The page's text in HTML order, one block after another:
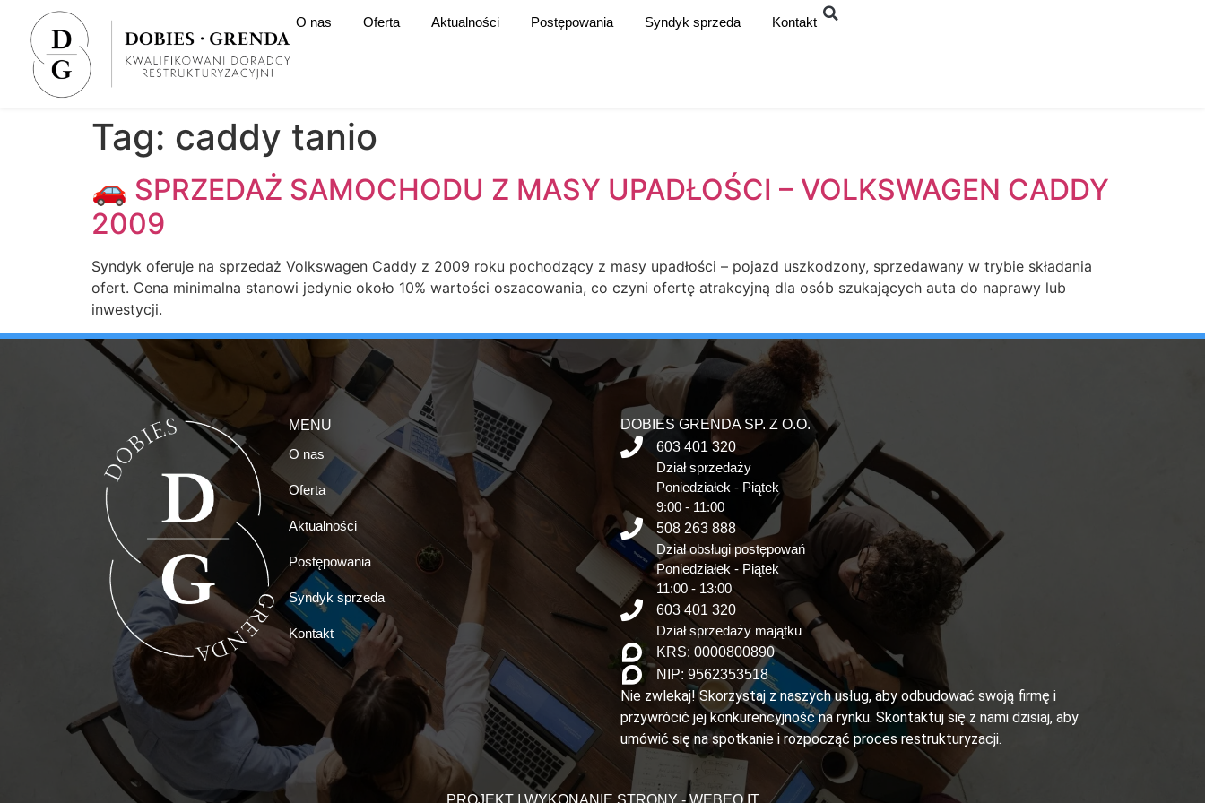
O nas Oferta Aktualności Postępowania Syndyk sprzeda Kontakt
Tag: caddy tanio
🚗 SPRZEDAŻ SAMOCHODU Z MASY UPADŁOŚCI – VOLKSWAGEN CADDY
2009
Syndyk oferuje na sprzedaż Volkswagen Caddy z 2009 roku pochodzący z masy upadłości – pojazd uszkodzony, sprzedawany w trybie składania
ofert. Cena minimalna stanowi jedynie około 10% wartości oszacowania, co czyni ofertę atrakcyjną dla osób szukających auta do naprawy lub
inwestycji.
MENU
O nas
Oferta
Aktualności
Postępowania
Syndyk sprzeda
Kontakt
DOBIES GRENDA SP. Z O.O.
603 401 320
Dział sprzedaży
Poniedziałek - Piątek
9:00 - 11:00
508 263 888
Dział obsługi postępowań
Poniedziałek - Piątek
11:00 - 13:00
603 401 320
Dział sprzedaży majątku
KRS: 0000800890
NIP: 9562353518
Nie zwlekaj! Skorzystaj z naszych usług, aby odbudować swoją firmę i
przywrócić jej konkurencyjność na rynku. Skontaktuj się z nami dzisiaj, aby
umówić się na spotkanie i rozpocząć proces restrukturyzacji.